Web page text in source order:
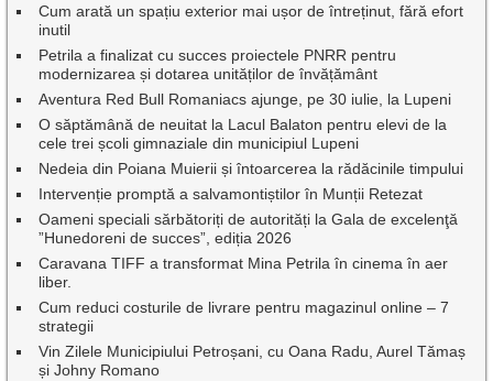
Cum arată un spațiu exterior mai ușor de întreținut, fără efort
inutil
Petrila a finalizat cu succes proiectele PNRR pentru
modernizarea și dotarea unităților de învățământ
Aventura Red Bull Romaniacs ajunge, pe 30 iulie, la Lupeni
O săptămână de neuitat la Lacul Balaton pentru elevi de la
cele trei școli gimnaziale din municipiul Lupeni
Nedeia din Poiana Muierii și întoarcerea la rădăcinile timpului
Intervenție promptă a salvamontiștilor în Munții Retezat
Oameni speciali sărbătoriți de autorități la Gala de excelenţă
”Hunedoreni de succes”, ediția 2026
Caravana TIFF a transformat Mina Petrila în cinema în aer
liber.
Cum reduci costurile de livrare pentru magazinul online – 7
strategii
Vin Zilele Municipiului Petroșani, cu Oana Radu, Aurel Tămaș
și Johny Romano